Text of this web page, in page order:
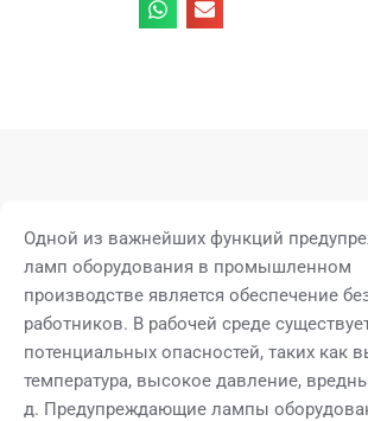
Одной из важнейших функций
ламп оборудования в промышленном
производстве является обеспечение
работников. В рабочей среде
потенциальных опасностей, таких как
температура, высокое давление,
д. Предупреждающие лампы